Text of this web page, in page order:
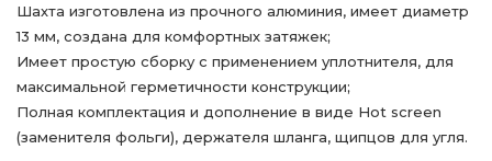
Шахта изготовлена из прочного алюминия, имеет диаметр
13 мм, создана для комфортных затяжек;
Имеет простую сборку с применением уплотнителя, для
максимальной герметичности конструкции;
Полная комплектация и дополнение в виде Hot screen
(заменителя фольги), держателя шланга, щипцов для угля.